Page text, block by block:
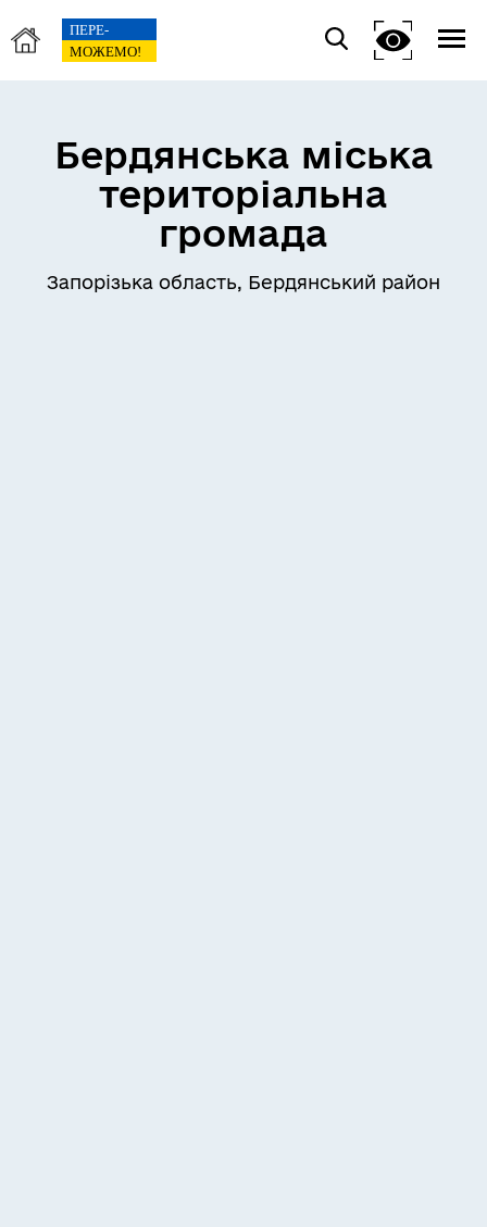
Бердянська міська
територіальна
громада
Запорізька область, Бердянський район